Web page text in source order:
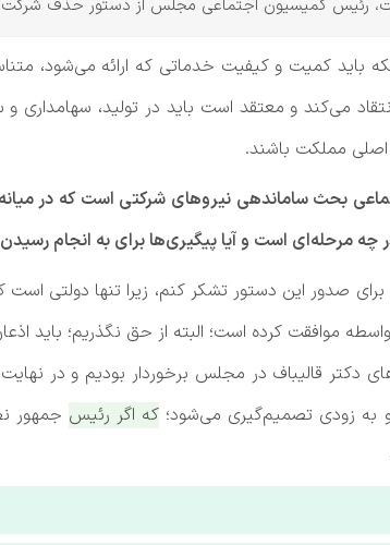
ملت، رئیس کمیسیون اجتماعی مجلس از دستور حذف
کمیت و کیفیت خدماتی که ارائه می‌شود،
می‌کند و معتقد است باید در تولید، سهامداری
مملکت باشند.
بحث ساماندهی نیروهای شرکتی است که در
مرحله‌ای است و آیا پیگیری‌ها برای به انجام
برای صدور این دستور تشکر کنم، زیرا تنها دولتی
دکتر قالیباف در مجلس برخوردار بودیم و در
زودی تصمیم‌گیری می‌شود؛ که اگر رئیس جمهور